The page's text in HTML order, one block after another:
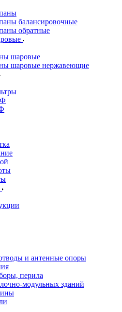
балансировочные
обратные
шаровые
шаровые нержавеющие
и антенные опоры
перила
модульных зданий